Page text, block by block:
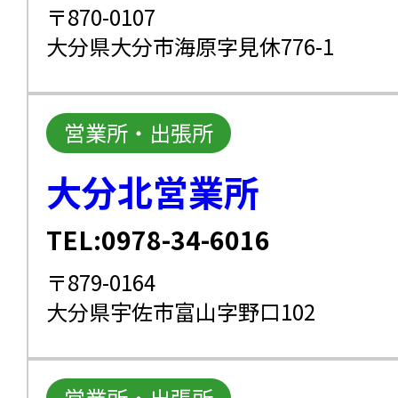
〒870-0107
大分県大分市海原字見休776-1
営業所・出張所
大分北営業所
TEL:0978-34-6016
〒879-0164
大分県宇佐市富山字野口102